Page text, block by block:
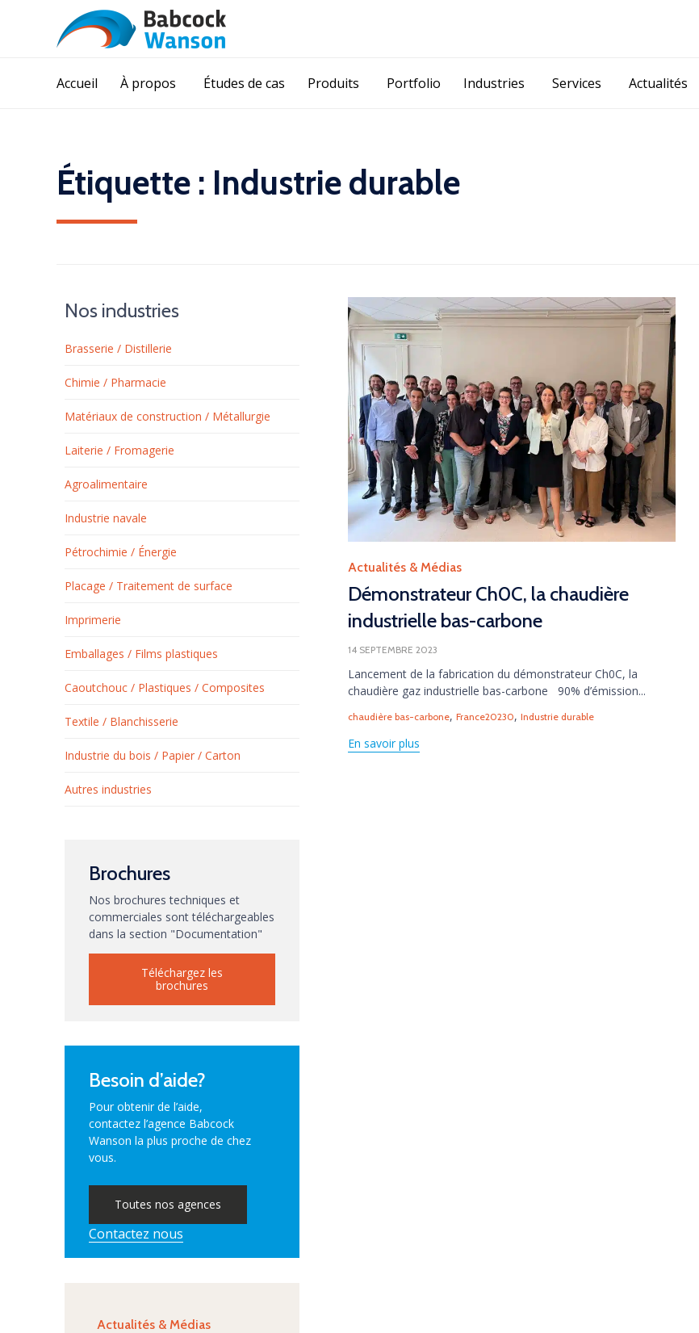
Accueil À propos Études de cas Produits Portfolio Industries Services Actualités
Étiquette : Industrie durable
Category
Actualités & Médias
Démonstrateur Ch0C, la chaudière
industrielle bas-carbone
14 SEPTEMBRE 2023
Lancement de la fabrication du démonstrateur Ch0C, la
chaudière gaz industrielle bas-carbone 90% d’émission...
Tags
chaudière bas-carbone,France20230,Industrie durable
En savoir plus
Nos industries
Brasserie / Distillerie
Chimie / Pharmacie
Matériaux de construction / Métallurgie
Laiterie / Fromagerie
Agroalimentaire
Industrie navale
Pétrochimie / Énergie
Placage / Traitement de surface
Imprimerie
Emballages / Films plastiques
Caoutchouc / Plastiques / Composites
Textile / Blanchisserie
Industrie du bois / Papier / Carton
Autres industries
Brochures
Nos brochures techniques et
commerciales sont téléchargeables
dans la section "Documentation"
Téléchargez les
brochures
Besoin d’aide?
Pour obtenir de l’aide,
contactez l’agence Babcock
Wanson la plus proche de chez
vous.
Toutes nos agences
Contactez nous
Category
Actualités & Médias